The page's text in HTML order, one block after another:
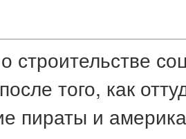
строительстве
того, как
пираты и